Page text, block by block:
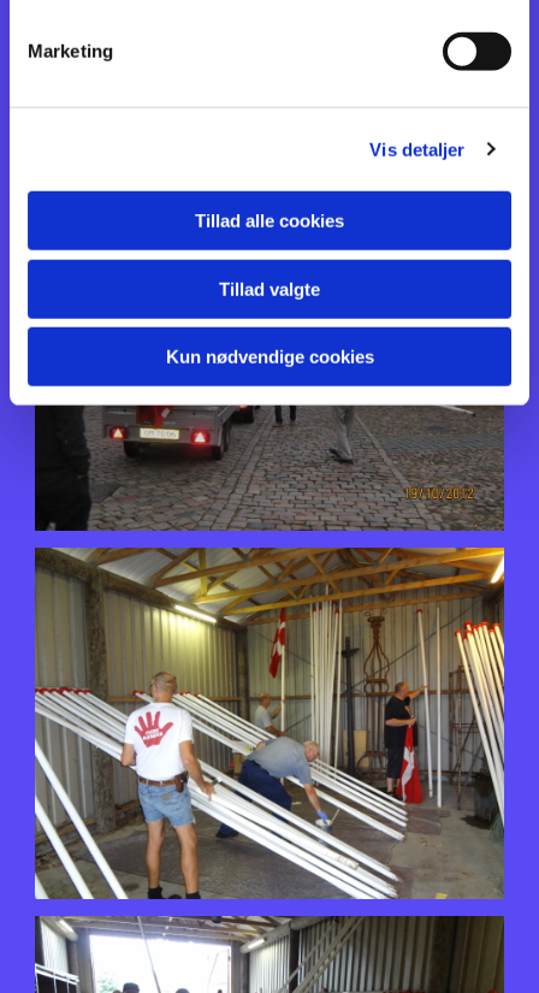
Marketing
Vis detaljer
Tillad alle cookies
Tillad valgte
Kun nødvendige cookies